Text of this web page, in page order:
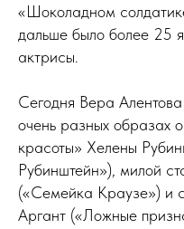
«Шоколадном
дальше было более 25
актрисы.
Сегодня Вера
очень разных образах
красоты» Хелены
Рубинштейн»), милой
(«Семейка Краузе») и
Аргант («Ложные